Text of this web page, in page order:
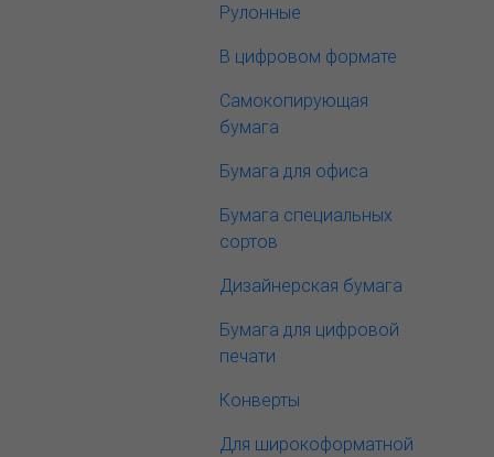
Рулонные
В цифровом формате
Самокопирующая
бумага
Бумага для офиса
Бумага специальных
сортов
Дизайнерская бумага
Бумага для цифровой
печати
Конверты
Для широкоформатной